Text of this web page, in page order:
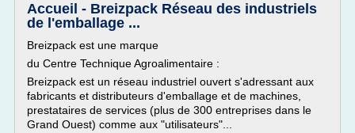
Accueil - Breizpack Réseau des industriels
de l'emballage ...
Breizpack est une marque
du Centre Technique Agroalimentaire :
Breizpack est un réseau industriel ouvert s'adressant aux
fabricants et distributeurs d'emballage et de machines,
prestataires de services (plus de 300 entreprises dans le
Grand Ouest) comme aux "utilisateurs"...